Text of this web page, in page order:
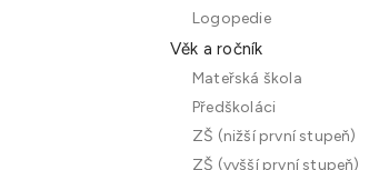
Logopedie
Věk a ročník
Mateřská škola
Předškoláci
ZŠ (nižší první stupeň)
ZŠ (vyšší první stupeň)